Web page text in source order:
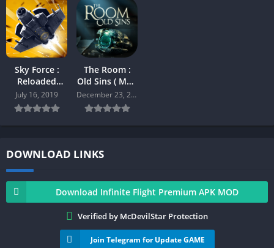
Sky Force :
Reloaded
v.1.91 [Mod]
Android
July 16, 2019
The Room :
Old Sins ( Mod
) Android
December 23, 2019
DOWNLOAD LINKS
Download Infinite Flight Premium APK MOD
Verified by McDevilStar Protection
Join Telegram for Update GAME